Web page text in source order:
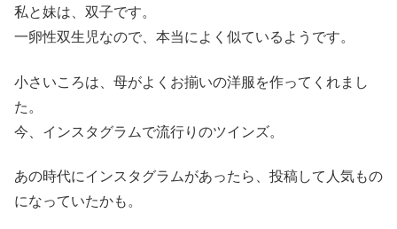
私と妹は、双子です。
一卵性双生児なので、本当によく似ているようです。
小さいころは、母がよくお揃いの洋服を作ってくれまし
た。
今、インスタグラムで流行りのツインズ。
あの時代にインスタグラムがあったら、投稿して人気もの
になっていたかも。